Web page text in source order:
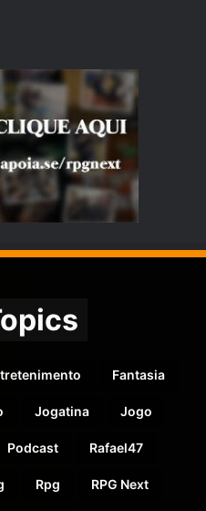
Fantasia
Jogatina Jogo
Podcast Rafael47
Rpg RPG Next